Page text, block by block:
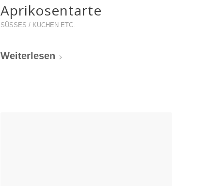
Aprikosentarte
SÜSSES / KUCHEN ETC.
Weiterlesen